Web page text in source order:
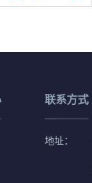
联系方式
地址：